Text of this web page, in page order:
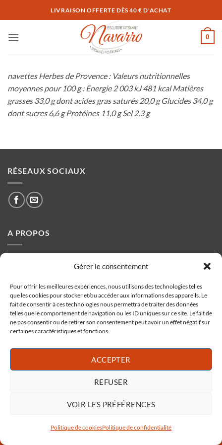
Gérer le consentement
Pour offrir les meilleures expériences, nous utilisons des technologies telles
que les cookies pour stocker et/ou accéder aux informations des appareils. Le
fait de consentir à ces technologies nous permettra de traiter des données
telles que le comportement de navigation ou les ID uniques sur ce site. Le fait de
ne pas consentir ou de retirer son consentement peut avoir un effet négatif sur
certaines caractéristiques et fonctions.
ACCEPTER
REFUSER
VOIR LES PRÉFÉRENCES
Politique de cookiesPolitique de confidentialité
au
LIVRAISON OFFERTE DÈS 40 € D'ACHAT
0
navettes Herbes de Provence : Valeurs nutritionnelles
moyennes pour 100 g : Energie 2 003 kJ 481 kcal Matières
grasses 33,0 g dont acides gras saturés 20,0 g Glucides 34,0 g
dont sucres 6,6 g Protéines 11,0 g Sel 2,3 g
RÉSEAUX SOCIAUX
A PROPOS
propose toute l'année des spécialités Provençales issues de
sa production artisanale.
BISCUITERIE NAVARRO
1256 Av. Jean Monnet,
POLITIQUE DE CONFIDENTIALITÉ